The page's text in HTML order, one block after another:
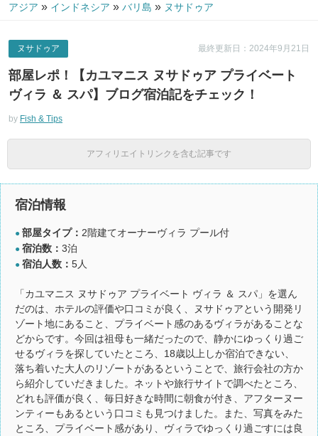
アジア » インドネシア » バリ島 » ヌサドゥア
最終更新日：2024年9月21日
ヌサドゥア
部屋レポ！【カユマニス ヌサドゥア プライベート
ヴィラ ＆ スパ】ブログ宿泊記をチェック！
by Fish & Tips
アフィリエイトリンクを含む記事です
宿泊情報
● 部屋タイプ： 2階建てオーナーヴィラ プール付
● 宿泊数： 3泊
● 宿泊人数： 5人
「カユマニス ヌサドゥア プライベート ヴィラ ＆ スパ」を選ん
だのは、ホテルの評価や口コミが良く、ヌサドゥアという開発リ
ゾート地にあること、プライベート感のあるヴィラがあることな
どからです。今回は祖母も一緒だったので、静かにゆっくり過ご
せるヴィラを探していたところ、18歳以上しか宿泊できない、
落ち着いた大人のリゾートがあるということで、旅行会社の方か
ら紹介していだきました。ネットや旅行サイトで調べたところ、
どれも評価が良く、毎日好きな時間に朝食が付き、アフターヌー
ンティーもあるという口コミも見つけました。また、写真をみた
ところ、プライベート感があり、ヴィラでゆっくり過ごすには良